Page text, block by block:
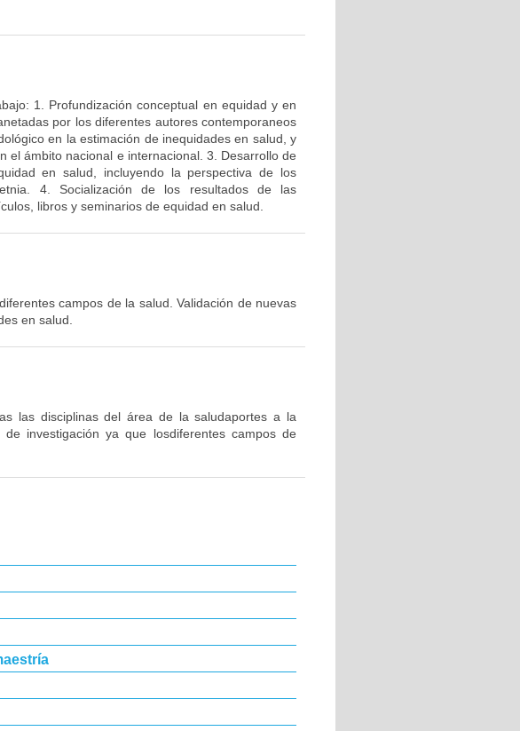
1. Profundización conceptual en equidad y en
por los diferentes autores contemporaneos
en la estimación de inequidades en salud, y
el ámbito nacional e internacional. 3. Desarrollo de
en salud, incluyendo la perspectiva de los
4. Socialización de los resultados de las
libros y seminarios de equidad en salud.
campos de la salud. Validación de nuevas
en salud.
las disciplinas del área de la saludaportes a la
investigación ya que losdiferentes campos de